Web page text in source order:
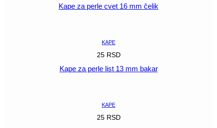
Kape za perle cvet 16 mm čelik
KAPE
25 RSD
Kape za perle list 13 mm bakar
KAPE
25 RSD